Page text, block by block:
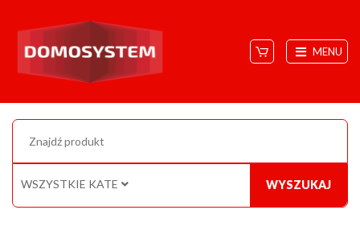
MENU
WSZYSTKIE KATEGORIE WYSZUKAJ